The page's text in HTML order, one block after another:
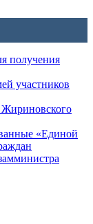
получения
участников
Жириновского
«Единой